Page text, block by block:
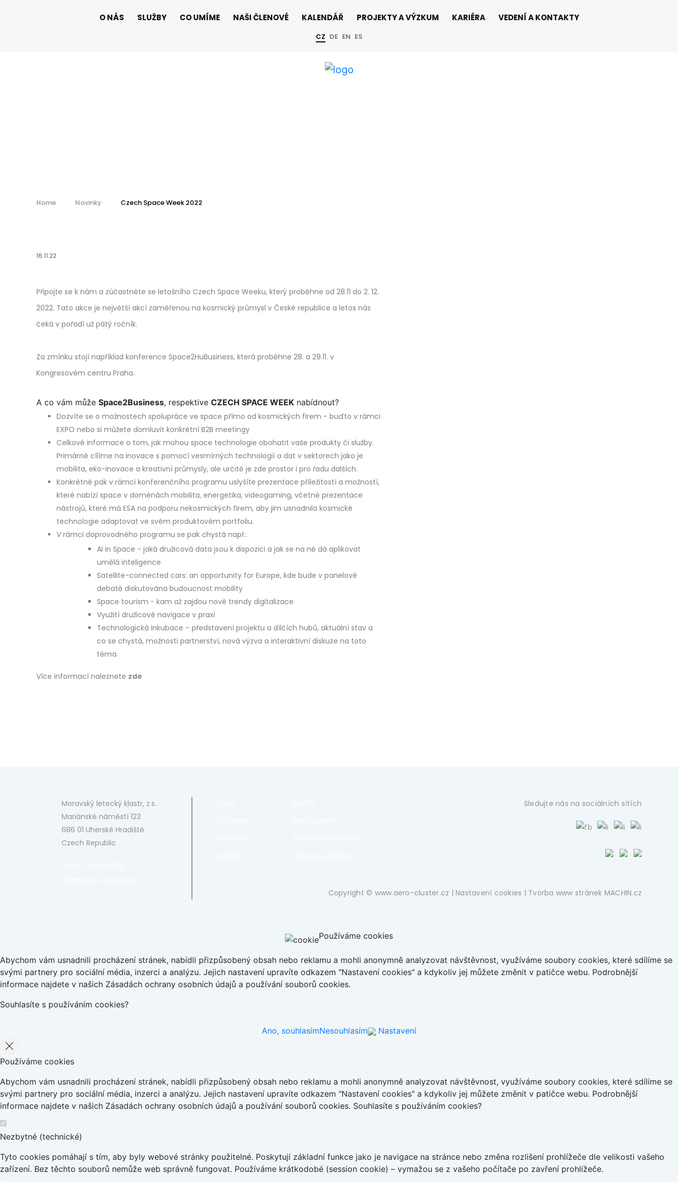
O NÁS SLUŽBY CO UMÍME NAŠI ČLENOVÉ KALENDÁŘ PROJEKTY A VÝZKUM KARIÉRA VEDENÍ A KONTAKTY
CZ DE EN ES
Home Novinky Czech Space Week 2022
16.11.22
Připojte se k nám a zúčastněte se letošního Czech Space Weeku, který proběhne od 28.11 do 2. 12.
2022. Tato akce je největší akcí zaměřenou na kosmický průmysl v České republice a letos nás
čeká v pořadí už pátý ročník.
Za zmínku stojí například konference Space2HuBusiness, která proběhne 28. a 29.11. v
Kongresovém centru Praha.
A co vám může Space2Business, respektive CZECH SPACE WEEK nabídnout?
Dozvíte se o možnostech spolupráce ve space přímo od kosmických firem - buďto v rámci
EXPO nebo si můžete domluvit konkrétní B2B meetingy
Celkové informace o tom, jak mohou space technologie obohatit vaše produkty či služby.
Primárně cílíme na inovace s pomocí vesmírných technologií a dat v sektorech jako je
mobilita, eko-inovace a kreativní průmysly, ale určitě je zde prostor i pro řadu dalších.
Konkrétně pak v rámci konferenčního programu uslyšíte prezentace příležitostí a možností,
které nabízí space v doménách mobilita, energetika, videogaming, včetně prezentace
nástrojů, které má ESA na podporu nekosmických firem, aby jim usnadnila kosmické
technologie adaptovat ve svém produktovém portfoliu.
V rámci doprovodného programu se pak chystá např.:
AI in Space - jaká družicová data jsou k dispozici a jak se na ně dá aplikovat
umělá inteligence
Satellite-connected cars: an opportunity for Europe, kde bude v panelové
debatě diskutována budoucnost mobility
Space tourism - kam až zajdou nové trendy digitalizace
Využití družicové navigace v praxi
Technologická inkubace – představení projektu a dílčích hubů, aktuální stav a
co se chystá, možnosti partnerství, nová výzva a interaktivní diskuze na toto
téma.
Více informací naleznete zde
Moravský letecký klastr, z.s.
Mariánské náměstí 123
686 01 Uherské Hradiště
Czech Republic
Sledujte nás na sociálních sítích
Copyright © www.aero-cluster.cz | Nastavení cookies | Tvorba www stránek MACHIN.cz
Používáme cookies
Abychom vám usnadnili procházení stránek, nabídli přizpůsobený obsah nebo reklamu a mohli anonymně analyzovat návštěvnost, využíváme soubory cookies, které sdílíme se
svými partnery pro sociální média, inzerci a analýzu. Jejich nastavení upravíte odkazem "Nastavení cookies" a kdykoliv jej můžete změnit v patičce webu. Podrobnější
informace najdete v našich Zásadách ochrany osobních údajů a používání souborů cookies.
Souhlasíte s používáním cookies?
Ano, souhlasímNesouhlasím Nastavení
Používáme cookies
Abychom vám usnadnili procházení stránek, nabídli přizpůsobený obsah nebo reklamu a mohli anonymně analyzovat návštěvnost, využíváme soubory cookies, které sdílíme se
svými partnery pro sociální média, inzerci a analýzu. Jejich nastavení upravíte odkazem "Nastavení cookies" a kdykoliv jej můžete změnit v patičce webu. Podrobnější
informace najdete v našich Zásadách ochrany osobních údajů a používání souborů cookies. Souhlasíte s používáním cookies?
Nezbytné (technické)
Tyto cookies pomáhají s tím, aby byly webové stránky použitelné. Poskytují základní funkce jako je navigace na stránce nebo změna rozlišení prohlížeče dle velikosti vašeho
zařízení. Bez těchto souborů nemůže web správně fungovat. Používáme krátkodobé (session cookie) – vymažou se z vašeho počítače po zavření prohlížeče.